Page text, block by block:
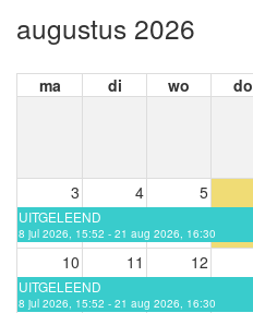
augustus 2026
ma di wo do
3 4 5
UITGELEEND
8 jul 2026, 15:52 - 21 aug 2026, 16:30
10 11 12
UITGELEEND
8 jul 2026, 15:52 - 21 aug 2026, 16:30